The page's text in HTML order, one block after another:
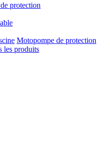
protection
Motopompe de protection
les produits